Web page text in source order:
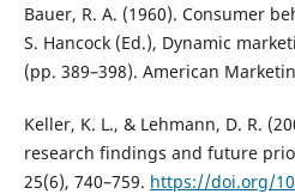
Bauer, R. A. (1960). Consumer
S. Hancock (Ed.), Dynamic
(pp. 389–398). American
Keller, K. L., & Lehmann, D. R.
research findings and future
25(6), 740–759. https://doi.org/